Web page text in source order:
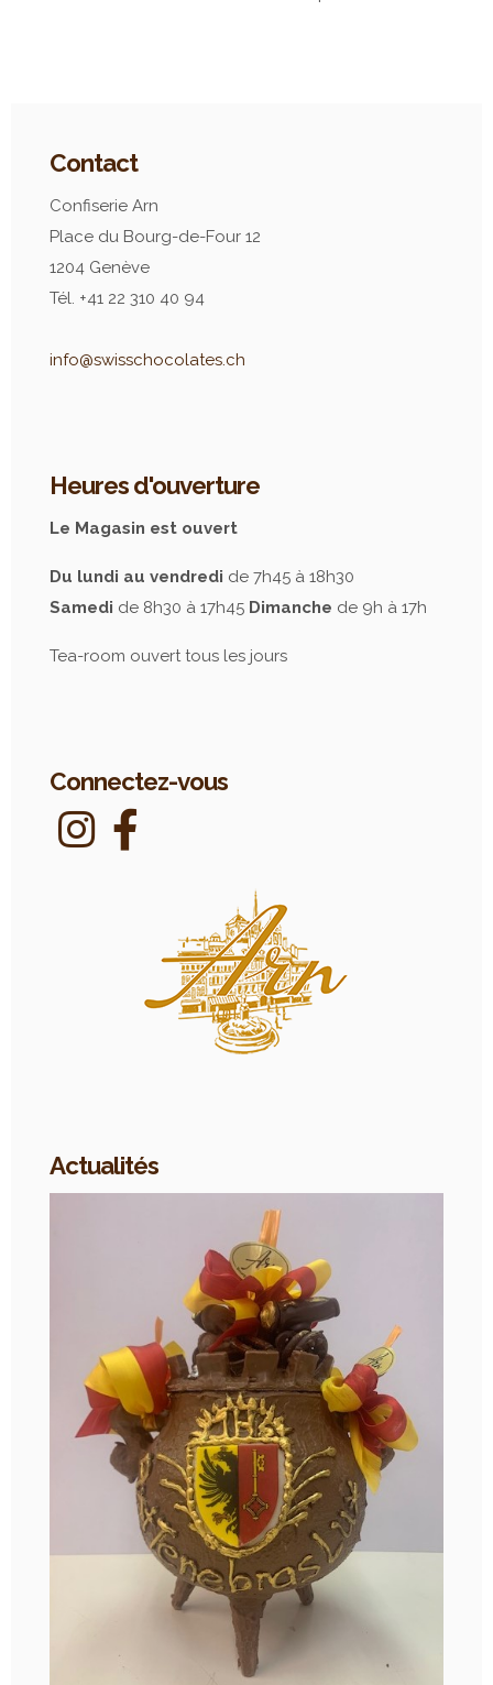
Contact
Confiserie Arn
Place du Bourg-de-Four 12
1204 Genève
Tél. +41 22 310 40 94
info@swisschocolates.ch
Heures d'ouverture
Le Magasin est ouvert
Du lundi au vendredi de 7h45 à 18h30
Samedi de 8h30 à 17h45 Dimanche de 9h à 17h
Tea-room ouvert tous les jours
Connectez-vous
Actualités